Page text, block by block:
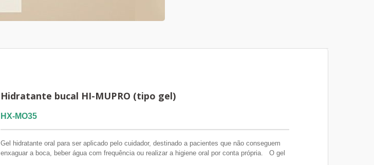
Hidratante bucal HI-MUPRO (tipo gel)
HX-MO35
Gel hidratante oral para ser aplicado pelo cuidador, destinado a pacientes que não conseguem
enxaguar a boca, beber água com frequência ou realizar a higiene oral por conta própria. O gel